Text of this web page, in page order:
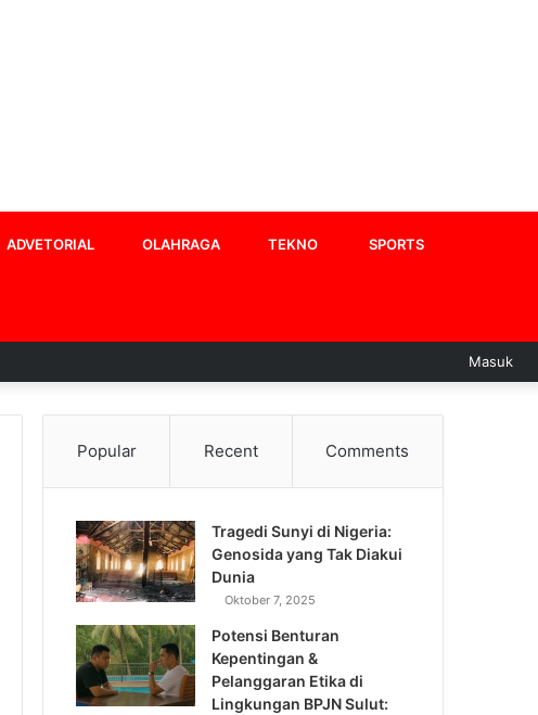
ADVETORIAL OLAHRAGA TEKNO SPORTS
Masuk
Popular Recent Comments
Tragedi Sunyi di Nigeria:
Genosida yang Tak Diakui
Dunia
Oktober 7, 2025
Potensi Benturan
Kepentingan &
Pelanggaran Etika di
Lingkungan BPJN Sulut: